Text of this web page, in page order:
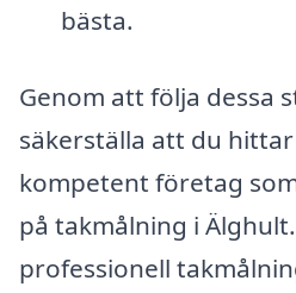
bästa.
Genom att följa dessa
säkerställa att du
kompetent företag
på takmålning i
professionell